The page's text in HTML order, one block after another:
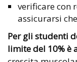
verificare con
assicurarsi
Per gli studenti
limite del 10% è